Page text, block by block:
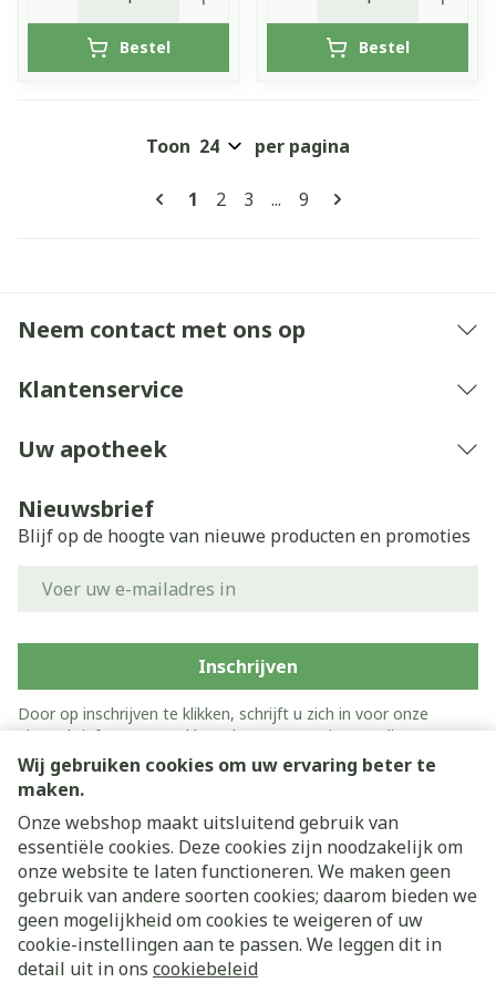
Wij gebruiken cookies om uw ervaring beter te
maken.
Onze webshop maakt uitsluitend gebruik van
essentiële cookies. Deze cookies zijn noodzakelijk om
onze website te laten functioneren. We maken geen
gebruik van andere soorten cookies; daarom bieden we
geen mogelijkheid om cookies te weigeren of uw
cookie-instellingen aan te passen. We leggen dit in
detail uit in ons cookiebeleid
Bestel Bestel
Pagina's
U lees momenteel pagina
1 Pagina
2 Pagina
3 ... Pagina
9
Toon per pagina
Neem contact met ons op
Klantenservice
Uw apotheek
Nieuwsbrief
Blijf op de hoogte van nieuwe producten en promoties
Inschrijven
Door op inschrijven te klikken, schrijft u zich in voor onze
nieuwsbrief en gaat u akkoord met onzeprivacy policy.
Juridische links